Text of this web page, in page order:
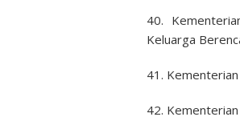
40.
Keluarga
41.
42.